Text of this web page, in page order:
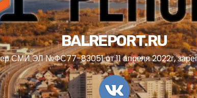
BALREPORT.RU
СМИ ЭЛ №ФС77-83051 от 11 апреля 2022г,